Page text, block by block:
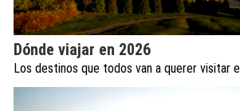
Dónde viajar en 2026
Los destinos que todos van a querer visitar